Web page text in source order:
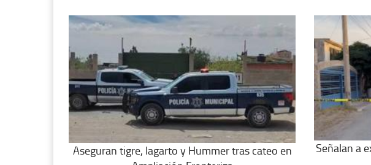
Aseguran tigre, lagarto y Hummer tras cateo en
Señalan a